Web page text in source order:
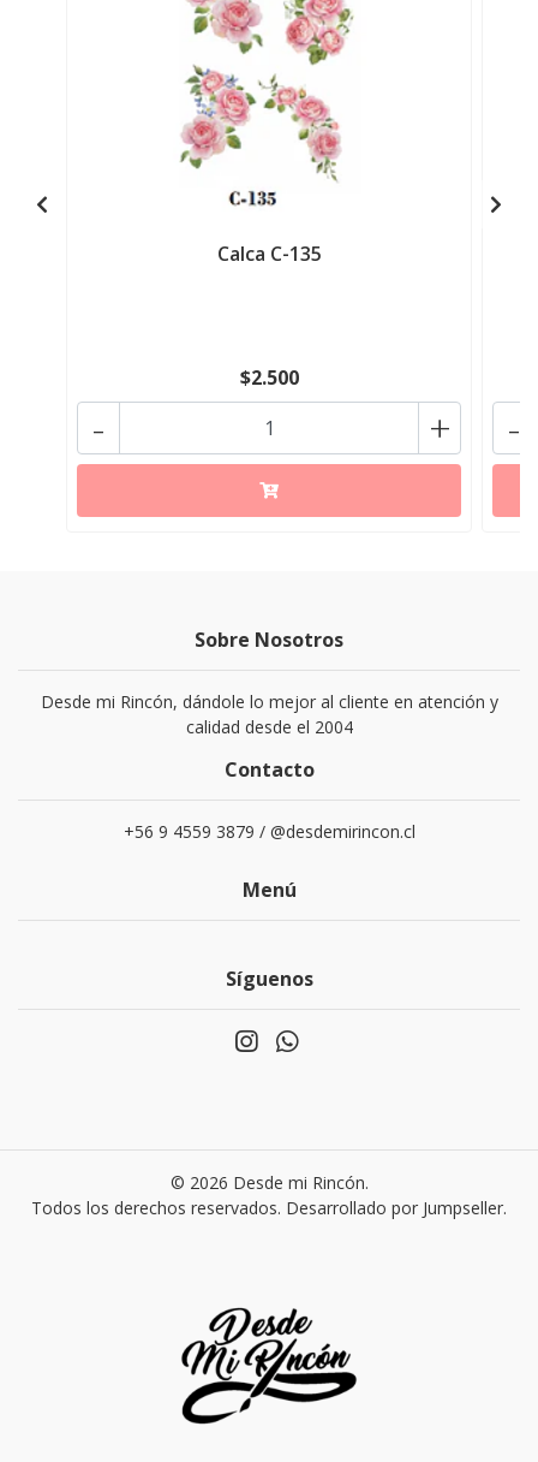
Calca C-135
$2.500
+
- -
Sobre Nosotros
Desde mi Rincón, dándole lo mejor al cliente en atención y
calidad desde el 2004
Contacto
+56 9 4559 3879 / @desdemirincon.cl
Menú
Síguenos
© 2026 Desde mi Rincón.
Todos los derechos reservados. Desarrollado por Jumpseller.